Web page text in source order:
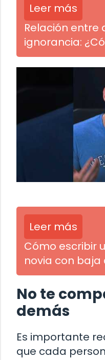
Leer más
Relación entre
ignorancia:
Leer más
Cómo escribir
novia con
No te
demás
Es importante
que cada